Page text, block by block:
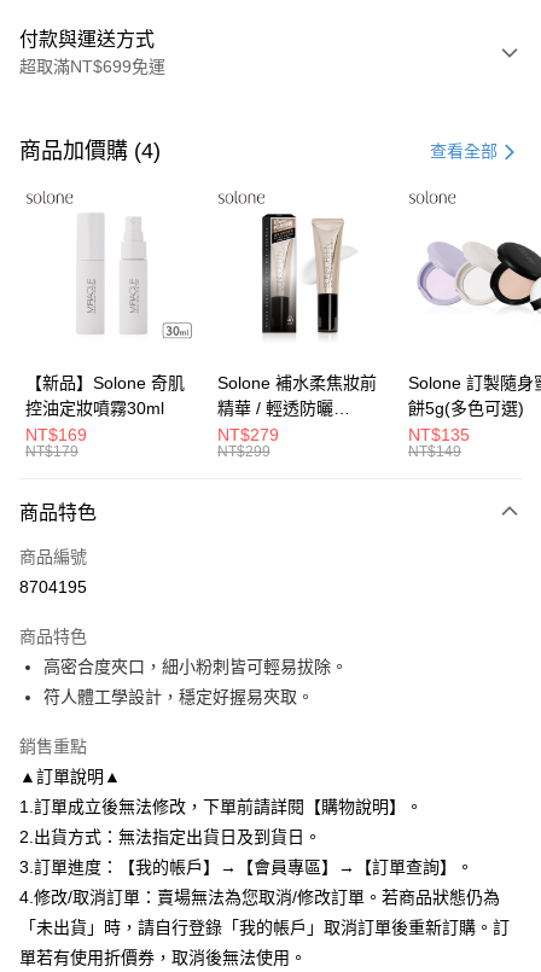
付款與運送方式
超取滿NT$699免運
信用卡一次付款
超商取貨付款
Apple Pay
悠遊付
Google Pay
全盈+PAY
大哥付你分期
【大哥付你分期使用說明】
1.本服務由台灣大哥大提供，台灣大哥大用戶可立即使用無須另外申請。
流程，驗證手機門號後，選擇欲分期的期數、繳款截止日，確認付款後即完
成交易。
3.實際核准額度、可分期數及費用金額請依後續交易確認頁面所載為準。
4.訂單成立30分鐘內，如未前往確認交易或遇審核未通過，訂單將自動取
法說明評估內容。
【繳款方式說明】
1.分期款項不併入電信帳單，「大哥付你分期」於每月結算日後寄送繳費提
醒簡訊。
帳／街口支付／iPASS MONEY」等通路繳費。
【注意事項】
1.本服務係由「台灣大哥大股份有限公司」（以下簡稱本公司）所提供，讓
用戶於交易時，得透過本服務購買商品或服務，並由商店將買賣／分期付款
買賣價金債權讓與本公司後，依約使用本公司帳單繳交帳款。
AFTEE先享後付
【關於「AFTEE先享後付」】
AFTEE先享後付是「在收到商品之後才付款」的支付方式。 讓您購物簡單
便利好安心！
１．簡單：不需註冊會員、不需綁卡、不需儲值。
３．安心：先確認商品／服務後，再付款。
【「AFTEE先享後付」結帳流程】
１．於結帳方式選擇「AFTEE先享後付」後，將跳轉至「AFTEE先享後付」
結帳頁面，進行簡訊認證並確認金額後，即可完成結帳。
３．收到繳費通知簡訊後14天內，點擊此簡訊中的連結，可透過四大超商／
ATM／網路銀行／等多元方式進行付款，方視為交易完成。
※ 請注意：結帳手續完成當下不需立刻繳費，但若您需要取消訂單，請聯絡
購買商品的店家。未經商家同意取消之訂單仍視為有效，需透過AFTEE先享
後付繳納相關費用。
ATM付款
全家付款取貨
每筆NT$80，滿NT$699(含以上)免運費
付款後全家取貨
每筆NT$80，滿NT$699(含以上)免運費
7-11付款取貨
每筆NT$80，滿NT$699(含以上)免運費
商品加價購 (4) 查看全部
【新品】Solone 奇肌
控油定妝噴霧30ml
NT$169
NT$179
Solone 補水柔焦妝前
精華 / 輕透防曬
SPF40★★★★(30ml)
NT$279
NT$299
Solone 訂製隨身
餅5g(多色可選)
NT$135
NT$149
商品特色
商品編號
8704195
商品特色
高密合度夾口，細小粉刺皆可輕易拔除。
符人體工學設計，穩定好握易夾取。
銷售重點
▲訂單說明▲
1.訂單成立後無法修改，下單前請詳閱【購物說明】。
2.出貨方式：無法指定出貨日及到貨日。
3.訂單進度：【我的帳戶】→【會員專區】→【訂單查詢】。
4.修改/取消訂單：賣場無法為您取消/修改訂單。若商品狀態仍為
「未出貨」時，請自行登錄「我的帳戶」取消訂單後重新訂購。訂
單若有使用折價券，取消後無法使用。